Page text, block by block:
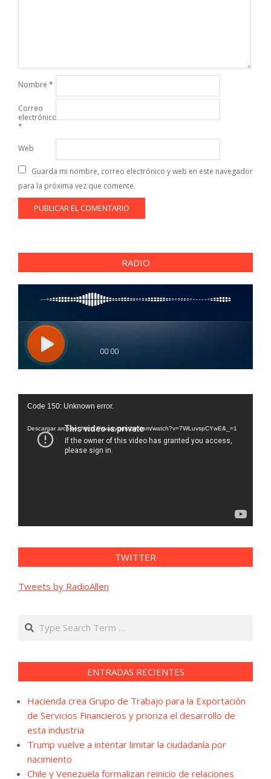
Nombre *
Correo
electrónico
*
Web
Guarda mi nombre, correo electrónico y web en este navegador
para la próxima vez que comente.
RADIO
Reproductor
vídeo
Code 150: Unknown error.
Descargar archivo: https://www.youtube.com/watch?v=7WLuvspCYwE&_=1
TWITTER
Tweets by RadioAllen
Search
ENTRADAS RECIENTES
Hacienda crea Grupo de Trabajo para la Exportación
de Servicios Financieros y prioriza el desarrollo de
esta industria
Trump vuelve a intentar limitar la ciudadanía por
nacimiento
Chile y Venezuela formalizan reinicio de relaciones